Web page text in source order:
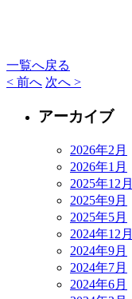
一覧へ戻る
< 前へ 次へ >
アーカイブ
2026年2月
2026年1月
2025年12月
2025年9月
2025年5月
2024年12月
2024年9月
2024年7月
2024年6月